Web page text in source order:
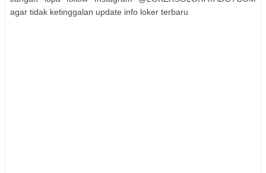
agar tidak ketinggalan update info loker terbaru